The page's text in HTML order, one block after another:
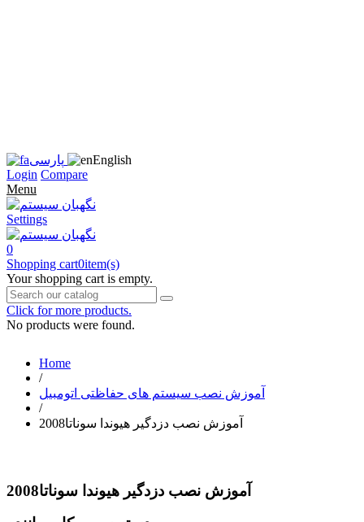
پارسی
English
Login Compare
Menu
Settings
0
Shopping cart0item(s)
Your shopping cart is empty.
Click for more products.
No products were found.
Home
/
آموزش نصب سیستم های حفاظتی اتومبیل
/
آموزش نصب دزدگیر هیوندا سوناتا2008
آموزش نصب دزدگیر هیوندا سوناتا2008